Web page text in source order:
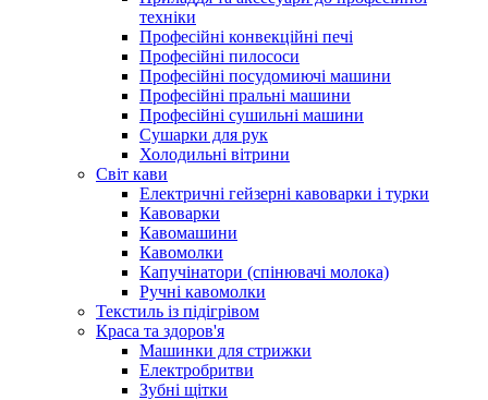
техніки
Професійні конвекційні печі
Професійні пилососи
Професійні посудомиючі машини
Професійні пральні машини
Професійні сушильні машини
Сушарки для рук
Холодильні вітрини
Світ кави
Електричні гейзерні кавоварки і турки
Кавоварки
Кавомашини
Кавомолки
Капучінатори (спінювачі молока)
Ручні кавомолки
Текстиль із підігрівом
Краса та здоров'я
Машинки для стрижки
Електробритви
Зубні щітки